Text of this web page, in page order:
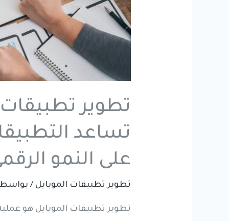
تطوير
تساعد
على النمو
تطوير تطبيقات الموبايل /
تطوير تطبيقات الموبايل هو